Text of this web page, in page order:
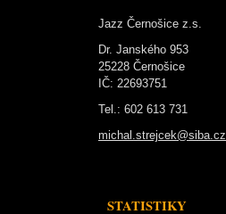
Jazz Černošice z.s.
Dr. Janského 953
25228 Černošice
IČ: 22693751
Tel.: 602 613 731
michal.strejcek@siba.cz
STATISTIKY